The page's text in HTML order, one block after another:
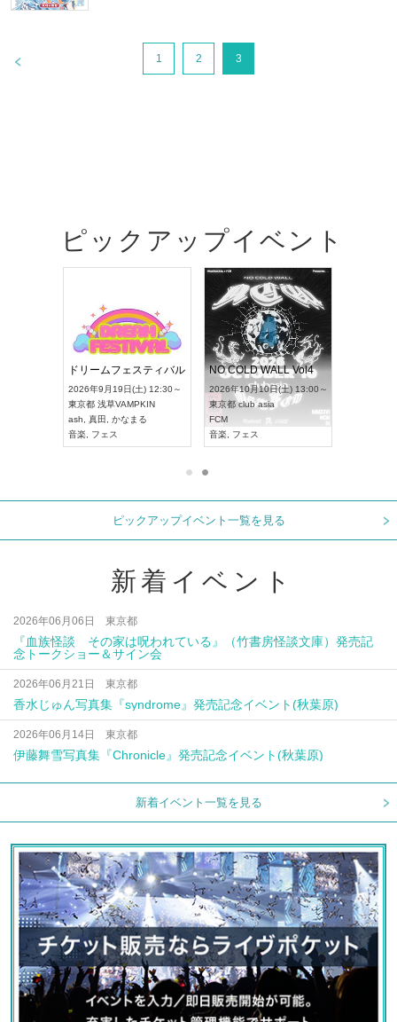
1 2 3
ピックアップイベント
ドリームフェスティバル
2026年9月19日(土) 12:30～
東京都 浅草VAMPKIN
ash
真田 ,かなまる
音楽
フェス
NO COLD WALL Vol4
2026年10月10日(土) 13:00～
東京都 club asia
FCM
音楽
フェス
ピックアップイベント一覧を見る
新着イベント
2026年06月06日 東京都
『血族怪談 その家は呪われている』（竹書房怪談文庫）発売記
念トークショー＆サイン会
2026年06月21日 東京都
香水じゅん写真集『syndrome』発売記念イベント(秋葉原)
2026年06月14日 東京都
伊藤舞雪写真集『Chronicle』発売記念イベント(秋葉原)
新着イベント一覧を見る